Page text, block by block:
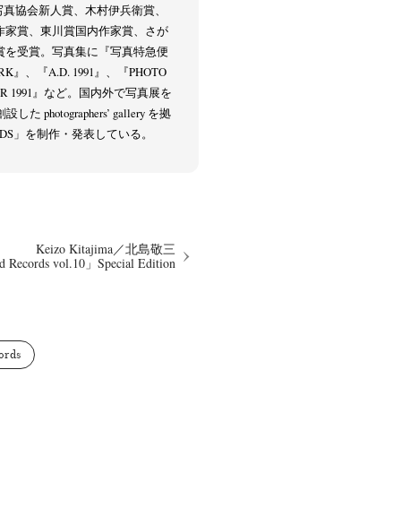
協会新人賞、木村伊兵衛賞、
賞、東川賞国内作家賞、さが
受賞。写真集に『写真特急便
』、『A.D. 1991』、『PHOTO
1991』など。国内外で写真展を
した photographers’ gallery を拠
」を制作・発表している。
Keizo Kitajima／北島敬三
Records vol.10」Special Edition